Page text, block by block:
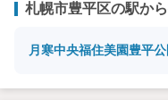
札幌市豊平区の駅か
月寒中央福住美園豊平公